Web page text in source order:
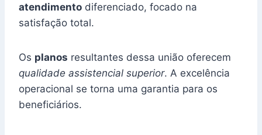
atendimento diferenciado, focado na
satisfação total.
Os planos resultantes dessa união oferecem
qualidade assistencial superior. A excelência
operacional se torna uma garantia para os
beneficiários.